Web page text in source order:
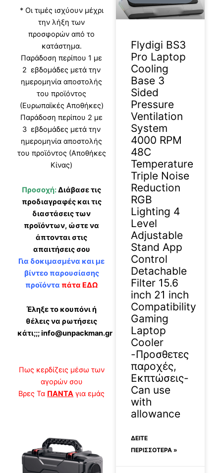
* Οι τιμές ισχύουν μέχρι
την λήξη των
προσφορών από το
κατάστημα.
Παράδοση περίπου 1 με
2 εβδομάδες μετά την
ημερομηνία αποστολής
του προϊόντος
(Ευρωπαϊκές Αποθήκες)
Παράδοση περίπου 2 με
3 εβδομάδες μετά την
ημερομηνία αποστολής
του προϊόντος (Αποθήκες
Κίνας)
Προσοχή:Διάβασε τις
προδιαγραφές και τις
διαστάσεις των
προϊόντων, ώστε να
άπτονται στις
απαιτήσεις σου
Για δοκιμασμένα και με
βίντεο παρουσίασης
προϊόντα πάτα ΕΔΩ
Έληξε το κουπόνι ή
θέλεις να ρωτήσεις
κάτι;;; info@unpackman.gr
Πως κερδίζεις μέσω των
αγορών σου
Βρες Τα ΠΑΝΤΑ για εμάς
Flydigi BS3
Pro Laptop
Cooling
Base 3
Sided
Pressure
Ventilation
System
4000 RPM
48C
Temperature
Triple Noise
Reduction
RGB
Lighting 4
Level
Adjustable
Stand App
Control
Detachable
Filter 15.6
inch 21 inch
Compatibility
Gaming
Laptop
Cooler
-Προσθετες
παροχές,
Εκπτώσεις-
Can use
with
allowance
ΔΕΊΤΕ
ΠΕΡΙΣΣΟΤΕΡΑ »